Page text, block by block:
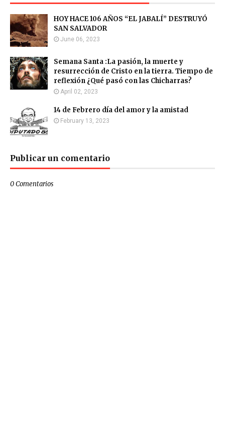
HOY HACE 106 AÑOS “EL JABALÍ” DESTRUYÓ
SAN SALVADOR
June 06, 2023
Semana Santa :La pasión, la muerte y
resurrección de Cristo en la tierra. Tiempo de
reflexión ¿Qué pasó con las Chicharras?
April 02, 2023
14 de Febrero día del amor y la amistad
February 13, 2023
Publicar un comentario
0 Comentarios